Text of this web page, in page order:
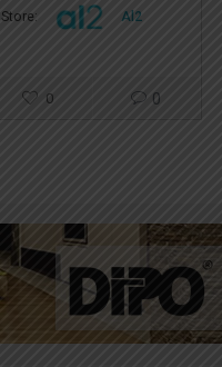
Store: Al2
0 0